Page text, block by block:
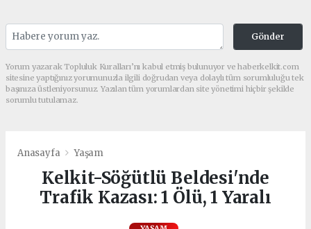
Gönder
Yorum yazarak Topluluk Kuralları’nı kabul etmiş bulunuyor ve haberkelkit.com
sitesine yaptığınız yorumunuzla ilgili doğrudan veya dolaylı tüm sorumluluğu tek
başınıza üstleniyorsunuz. Yazılan tüm yorumlardan site yönetimi hiçbir şekilde
sorumlu tutulamaz.
Anasayfa Yaşam
Kelkit-Söğütlü Beldesi'nde
Trafik Kazası: 1 Ölü, 1 Yaralı